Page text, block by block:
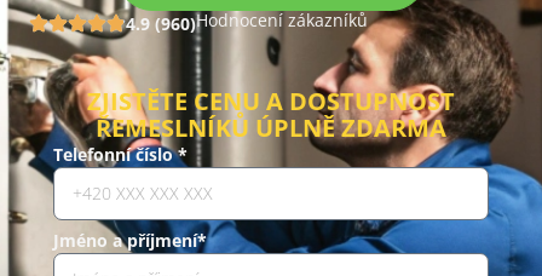
4.9 (960)Hodnocení zákazníků
ZJISTĚTE CENU A DOSTUPNOST
ŘEMESLNÍKŮ ÚPLNĚ ZDARMA
Telefonní číslo *
Jméno a příjmení*